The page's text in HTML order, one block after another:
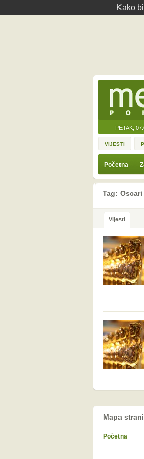
Kako
PETAK,
VIJESTI
Početna
Tag: Oscari
Vijesti
Mapa
Početna